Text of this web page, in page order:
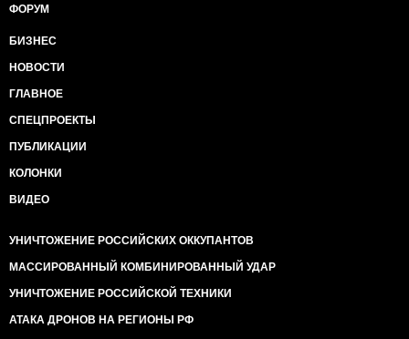
ФОРУМ
БИЗНЕС
НОВОСТИ
ГЛАВНОЕ
СПЕЦПРОЕКТЫ
ПУБЛИКАЦИИ
КОЛОНКИ
ВИДЕО
УНИЧТОЖЕНИЕ РОССИЙСКИХ ОККУПАНТОВ
МАССИРОВАННЫЙ КОМБИНИРОВАННЫЙ УДАР
УНИЧТОЖЕНИЕ РОССИЙСКОЙ ТЕХНИКИ
АТАКА ДРОНОВ НА РЕГИОНЫ РФ